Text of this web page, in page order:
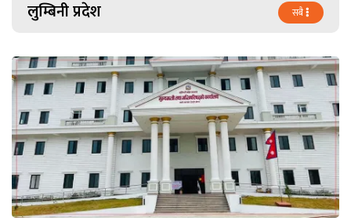
लुम्बिनी प्रदेश सबै